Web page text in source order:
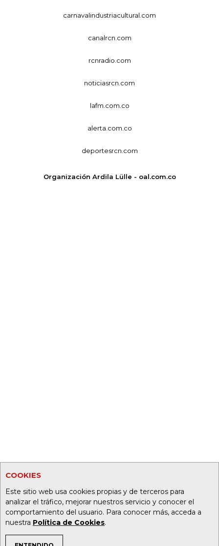
COOKIES
Este sitio web usa cookies propias y de terceros para
analizar el tráfico, mejorar nuestros servicio y conocer el
comportamiento del usuario. Para conocer más, acceda a
nuestra Política de Cookies.
carnavalindustriacultural.com
canalrcn.com
rcnradio.com
noticiasrcn.com
lafm.com.co
alerta.com.co
deportesrcn.com
Organización Ardila Lülle - oal.com.co